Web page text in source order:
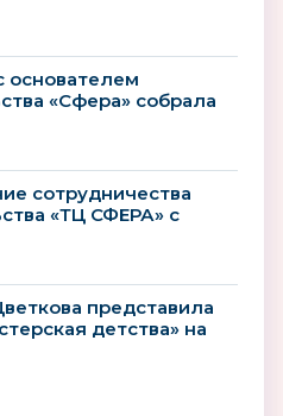
основателем
«Сфера» собрала
сотрудничества
«ТЦ СФЕРА» с
представила
детства» на